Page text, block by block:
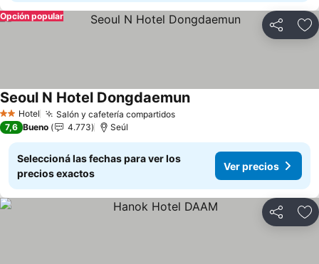
Compartir
Opción popular
2 Estrellas
Hotel Salón y cafetería compartidos
Seoul N Hotel Dongdaemun
7,6 Bueno 4.773 Seúl
Seleccioná las fechas para ver los
precios exactos
Ver precios
Compartir